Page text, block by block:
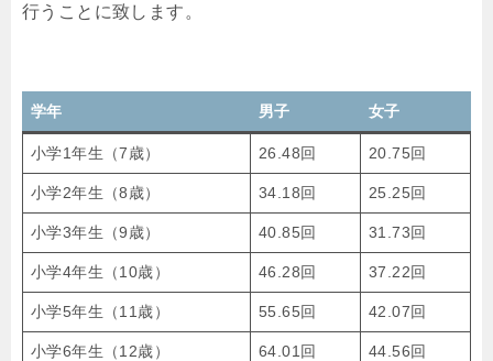
行うことに致します。
学年 男子 女子
小学1年生（7歳） 26.48回 20.75回
小学2年生（8歳） 34.18回 25.25回
小学3年生（9歳） 40.85回 31.73回
小学4年生（10歳） 46.28回 37.22回
小学5年生（11歳） 55.65回 42.07回
小学6年生（12歳） 64.01回 44.56回